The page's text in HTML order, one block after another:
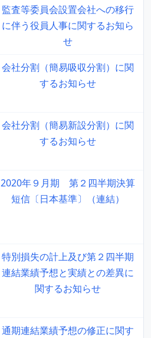
監査等委員会設置会社への移行
に伴う役員人事に関するお知ら
せ
会社分割（簡易吸収分割）に関
するお知らせ
会社分割（簡易新設分割）に関
するお知らせ
2020年９月期 第２四半期決算
短信〔日本基準〕（連結）
特別損失の計上及び第２四半期
連結業績予想と実績との差異に
関するお知らせ
通期連結業績予想の修正に関す